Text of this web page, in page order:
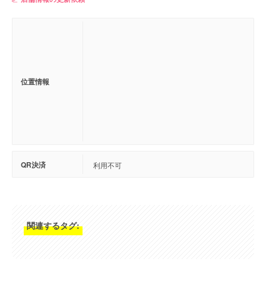
位置情報
QR決済 利用不可
関連するタグ: